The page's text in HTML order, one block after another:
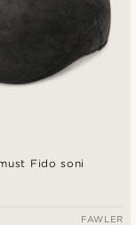
Fido soni
FAWLER